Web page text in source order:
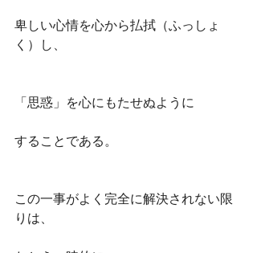
卑しい心情を心から払拭（ふっしょ
く）し、
「思惑」を心にもたせぬように
することである。
この一事がよく完全に解決されない限
りは、